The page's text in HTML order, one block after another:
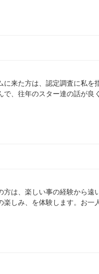
に来た方は、認定調査に私
で、往年のスター達の話が
方は、楽しい事の経験から
楽しみ、を体験します。お